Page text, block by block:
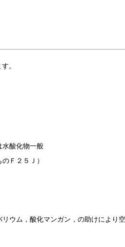
。
水酸化物一般
Ｆ２５Ｊ）
リウム，酸化マンガン，の助けにより